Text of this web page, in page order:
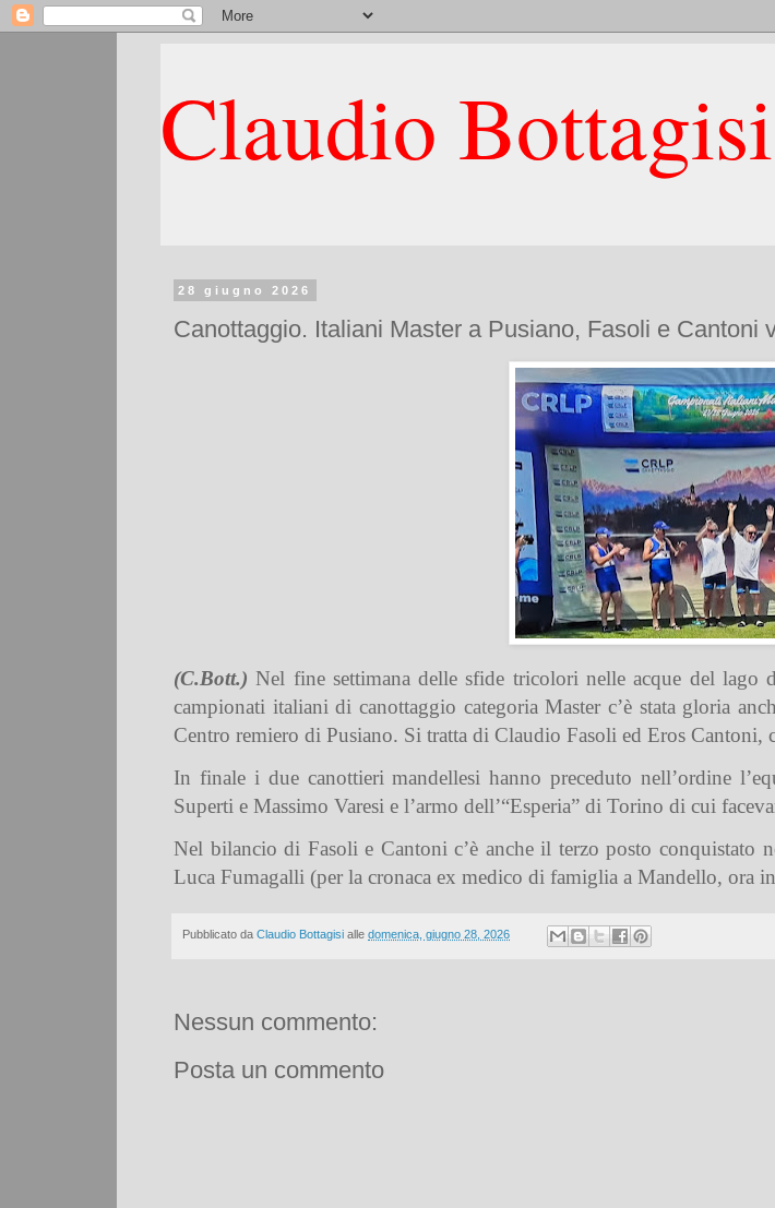
Claudio Bottagisi
28 giugno 2026
Canottaggio. Italiani Master a Pusiano, Fasoli e Cantoni
(C.Bott.) Nel fine settimana delle sfide tricolori nelle acque del lago
campionati italiani di canottaggio categoria Master c’è stata gloria
Centro remiero di Pusiano. Si tratta di Claudio Fasoli ed Eros
In finale i due canottieri mandellesi hanno preceduto nell’ordine
Superti e Massimo Varesi e l’armo dell’“Esperia” di Torino di cui
Nel bilancio di Fasoli e Cantoni c’è anche il terzo posto conquistato
Luca Fumagalli (per la cronaca ex medico di famiglia a Mandello, ora
Pubblicato da Claudio Bottagisi alle domenica, giugno 28, 2026
Nessun commento:
Posta un commento